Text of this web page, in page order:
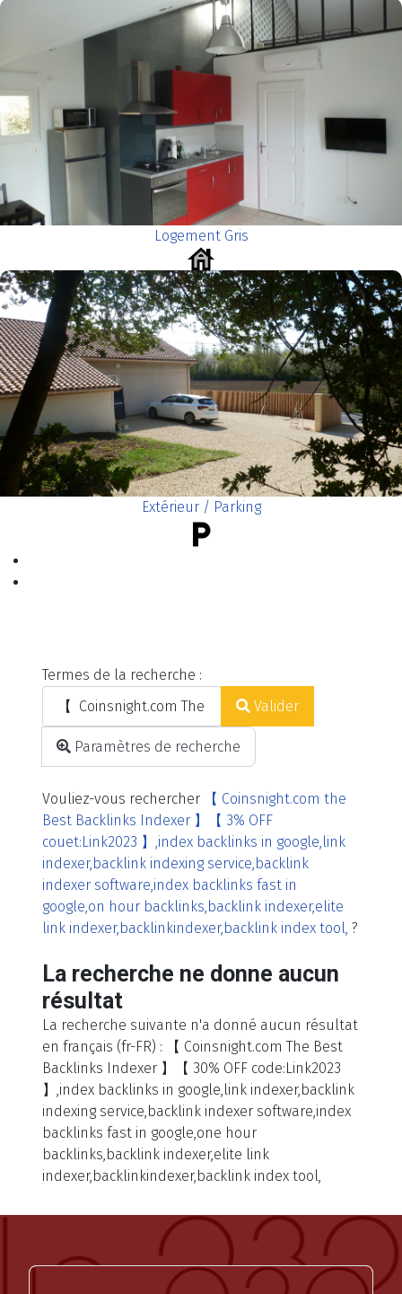
Logement Gris
Extérieur / Parking
Formulaire de recherche
Termes de la recherche :
Type 2 or more characters for results.
Valider
Paramètres de recherche
Vouliez-vous rechercher
【 Coinsnight.com the
Best Backlinks Indexer 】【 3% OFF
couet:Link2023 】,index backlinks in google,link
indexer,backlink indexing service,backlink
indexer software,index backlinks fast in
google,on hour backlinks,backlink indexer,elite
link indexer,backlinkindexer,backlink index tool, ?
La recherche ne donne aucun
résultat
La recherche suivante n'a donné aucun résultat
en français (fr-FR) : 【 Coinsnight.com The Best
Backlinks Indexer 】【 30% OFF code:Link2023
】,index backlinks in google,link indexer,backlink
indexing service,backlink indexer software,index
backlinks fast in google,one hour
backlinks,backlink indexer,elite link
indexer,backlinkindexer,backlink index tool,